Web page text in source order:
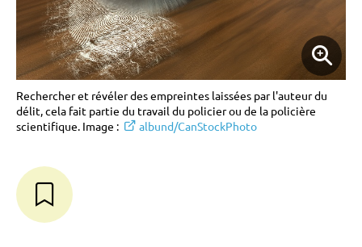
Rechercher et révéler des empreintes laissées par l'auteur du
délit, cela fait partie du travail du policier ou de la policière
scientifique. Image :
albund/CanStockPhoto